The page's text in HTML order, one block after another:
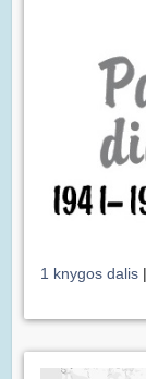
1 knygos dalis |